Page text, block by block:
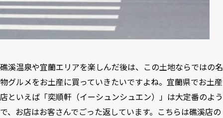
礁溪温泉や宜蘭エリアを楽しんだ後は、この土地ならではの名
物グルメをお土産に買っていきたいですよね。宜蘭県でお土産
店といえば「奕順軒（イーシュンシュエン）」は大定番のよう
で、お店はお客さんでごった返しています。こちらは礁溪店の